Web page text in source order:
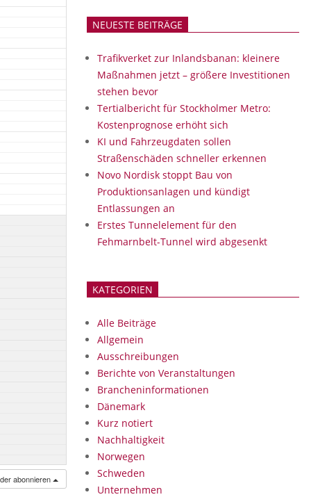
abonnieren
NEUESTE BEITRÄGE
Trafikverket zur Inlandsbanan: kleinere
Maßnahmen jetzt – größere Investitionen
stehen bevor
Tertialbericht für Stockholmer Metro:
Kostenprognose erhöht sich
KI und Fahrzeugdaten sollen
Straßenschäden schneller erkennen
Novo Nordisk stoppt Bau von
Produktionsanlagen und kündigt
Entlassungen an
Erstes Tunnelelement für den
Fehmarnbelt-Tunnel wird abgesenkt
KATEGORIEN
Alle Beiträge
Allgemein
Ausschreibungen
Berichte von Veranstaltungen
Brancheninformationen
Dänemark
Kurz notiert
Nachhaltigkeit
Norwegen
Schweden
Unternehmen